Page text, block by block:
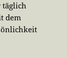
täglich
dem